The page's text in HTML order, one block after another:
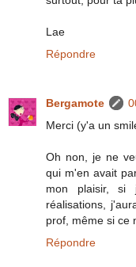
Lae
Répondre
Bergamote
Merci (y'a un
Oh non, je ne
qui m'en avait
mon plaisir, si
réalisations,
prof, même si ce
Répondre